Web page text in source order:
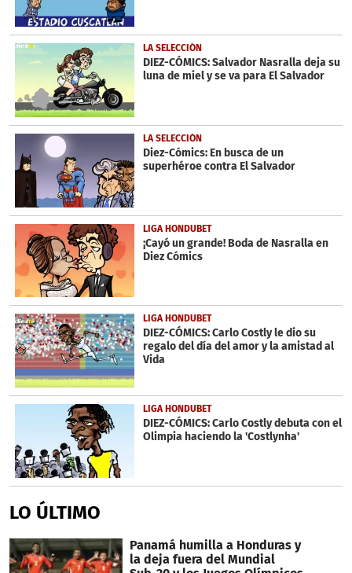
LA SELECCIÓN
DIEZ-CÓMICS: Salvador Nasralla deja su
luna de miel y se va para El Salvador
LA SELECCIÓN
Diez-Cómics: En busca de un
superhéroe contra El Salvador
LIGA HONDUBET
¡Cayó un grande! Boda de Nasralla en
Diez Cómics
LIGA HONDUBET
DIEZ-CÓMICS: Carlo Costly le dio su
regalo del día del amor y la amistad al
Vida
LIGA HONDUBET
DIEZ-CÓMICS: Carlo Costly debuta con el
Olimpia haciendo la 'Costlynha'
LO ÚLTIMO
Panamá humilla a Honduras y
la deja fuera del Mundial